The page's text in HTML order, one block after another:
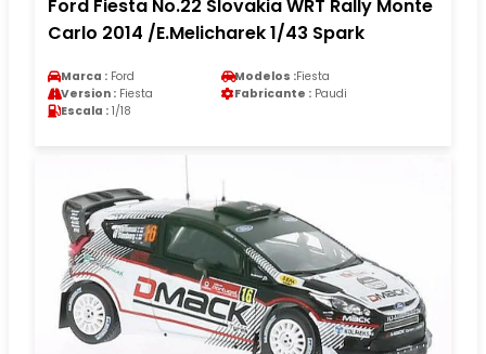
Ford Fiesta No.22 Slovakia WRT Rally Monte
Carlo 2014 /E.Melicharek 1/43 Spark
Marca : Ford Modelos :Fiesta
Version : Fiesta Fabricante : Paudi
Escala : 1/18